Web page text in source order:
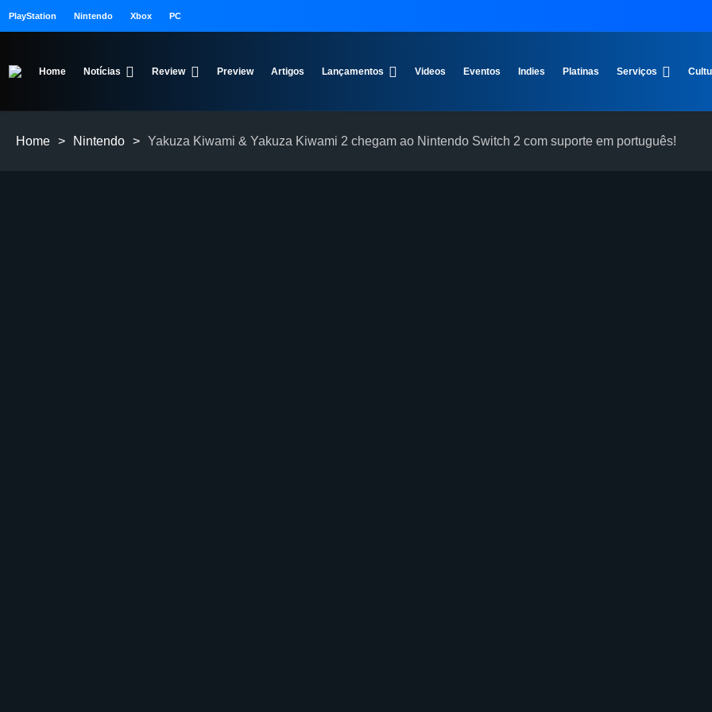
PlayStation Nintendo Xbox PC
Home Notícias Review Preview Artigos Lançamentos Videos Eventos Indies Platinas Serviços
Home > Nintendo > Yakuza Kiwami & Yakuza Kiwami 2 chegam ao Nintendo Switch 2 com suporte em português!